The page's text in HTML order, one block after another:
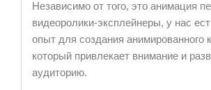
Независимо от того, это анимация
видеоролики-эксплейнеры, у нас
опыт для создания анимированного
который привлекает внимание и
аудиторию.